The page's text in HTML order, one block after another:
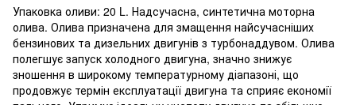
Упаковка оливи: 20 L. Надсучасна, синтетична моторна
олива. Олива призначена для змащення найсучасніших
бензинових та дизельних двигунів з турбонаддувом. Олива
полегшує запуск холодного двигуна, значно знижує
зношення в широкому температурному діапазоні, що
продовжує термін експлуатації двигуна та сприяє економії